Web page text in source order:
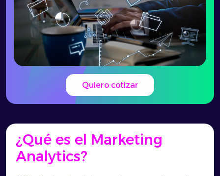
Quiero cotizar
¿Qué es el Marketing
Analytics?